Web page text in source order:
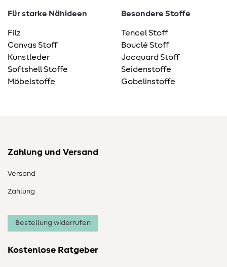
Für starke Nähideen
Filz
Canvas Stoff
Kunstleder
Softshell Stoffe
Möbelstoffe
Besondere Stoffe
Tencel Stoff
Bouclé Stoff
Jacquard Stoff
Seidenstoffe
Gobelinstoffe
Zahlung und Versand
Versand
Zahlung
Bestellung widerrufen
Kostenlose Ratgeber